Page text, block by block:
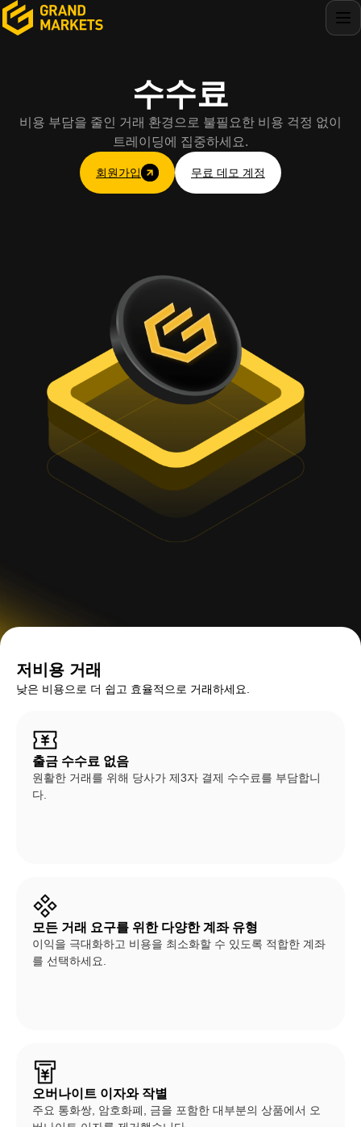
수수료
비용 부담을 줄인 거래 환경으로 불필요한 비용 걱정 없이
트레이딩에 집중하세요.
회원가입 무료 데모 계정
저비용 거래
낮은 비용으로 더 쉽고 효율적으로 거래하세요.
출금 수수료 없음
원활한 거래를 위해 당사가 제3자 결제 수수료를 부담합니
다.
모든 거래 요구를 위한 다양한 계좌 유형
이익을 극대화하고 비용을 최소화할 수 있도록 적합한 계좌
를 선택하세요.
오버나이트 이자와 작별
주요 통화쌍, 암호화폐, 금을 포함한 대부분의 상품에서 오